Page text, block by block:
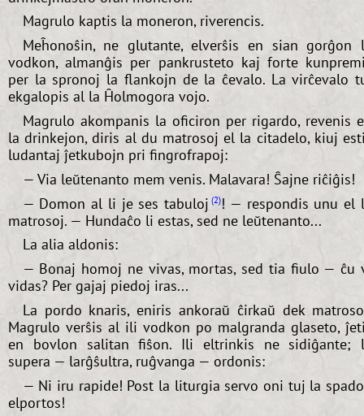
Magrulo kaptis la moneron, riverencis.
Meĥonoŝin, ne glutante, elverŝis en sian gorĝon
vodkon, almanĝis per pankrusteto kaj forte
per la spronoj la flankojn de la ĉevalo. La virĉevalo
ekgalopis al la Ĥolmogora vojo.
Magrulo akompanis la oficiron per rigardo, revenis
la drinkejon, diris al du matrosoj el la citadelo, kiuj
ludantaj ĵetkubojn pri fingrofrapoj:
— Via leŭtenanto mem venis. Malavara! Ŝajne riĉiĝis!
— Domon al li je ses tabuloj 2 ! — respondis unu el
matrosoj. — Hundaĉo li estas, sed ne leŭtenanto...
La alia aldonis:
— Bonaj homoj ne vivas, mortas, sed tia fiulo — ĉu
vidas? Per gajaj piedoj iras...
La pordo knaris, eniris ankoraŭ ĉirkaŭ dek
Magrulo verŝis al ili vodkon po malgranda glaseto,
en bovlon salitan fiŝon. Ili eltrinkis ne sidiĝante;
supera — larĝŝultra, ruĝvanga — ordonis:
— Ni iru rapide! Post la liturgia servo oni tuj la
elportos!